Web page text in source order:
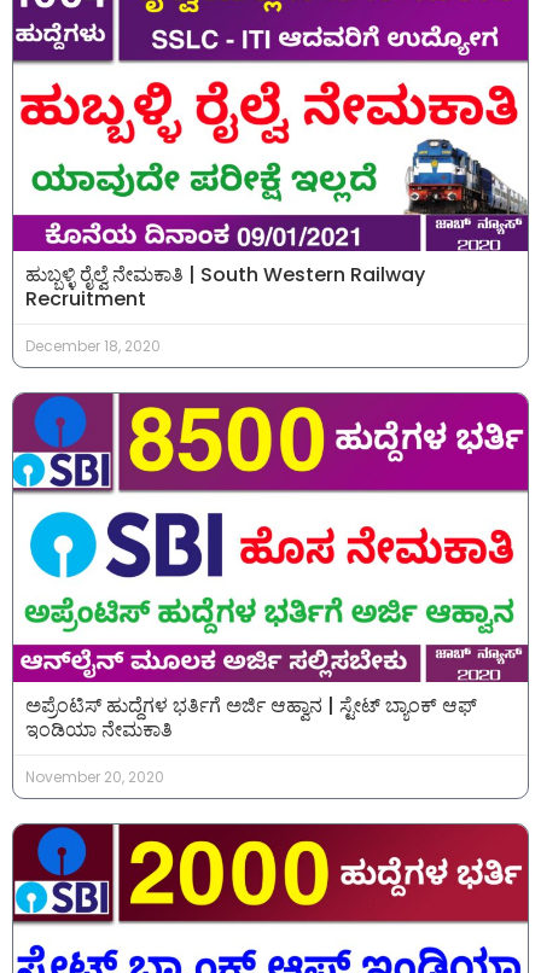
ಹುಬ್ಬಳ್ಳಿ ರೈಲ್ವೆ ನೇಮಕಾತಿ | South Western Railway
Recruitment
December 18, 2020
ಅಪ್ರೆಂಟಿಸ್ ಹುದ್ದೆಗಳ ಭರ್ತಿಗೆ ಅರ್ಜಿ ಆಹ್ವಾನ | ಸ್ಟೇಟ್ ಬ್ಯಾಂಕ್ ಆಫ್
ಇಂಡಿಯಾ ನೇಮಕಾತಿ
November 20, 2020